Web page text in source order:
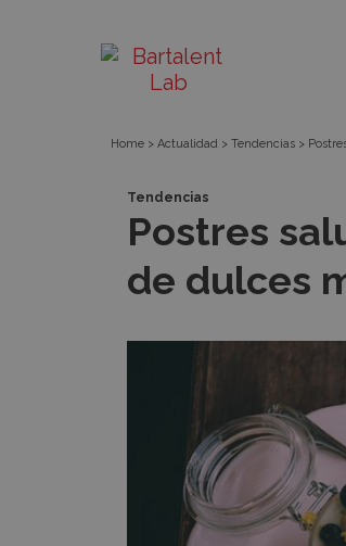
saludables:
Bartalent
Lab
Home > Actualidad > Tendencias >
Tendencias
Postres
de dulces